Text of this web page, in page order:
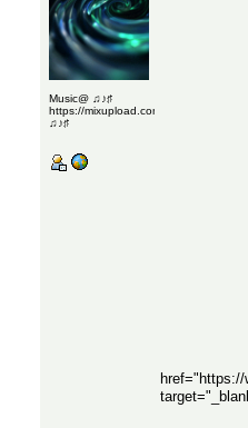
Music@ ♫♪♯
https://mixupload.com/u/Katarameno/
♫♪♯